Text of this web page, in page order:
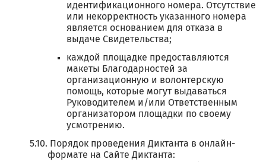
идентификационного номера. Отсутствие
или некорректность указанного номера
является основанием для отказа в
выдаче Свидетельства;
каждой площадке предоставляются
макеты Благодарностей за
организационную и волонтерскую
помощь, которые могут выдаваться
Руководителем и/или Ответственным
организатором площадки по своему
усмотрению.
Порядок проведения Диктанта в онлайн-
формате на Сайте Диктанта: